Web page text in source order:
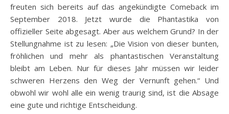
freuten sich bereits auf das angekündigte Comeback im
September 2018. Jetzt wurde die Phantastika von
offizieller Seite abgesagt. Aber aus welchem Grund? In der
Stellungnahme ist zu lesen: „Die Vision von dieser bunten,
fröhlichen und mehr als phantastischen Veranstaltung
bleibt am Leben. Nur für dieses Jahr müssen wir leider
schweren Herzens den Weg der Vernunft gehen.“ Und
obwohl wir wohl alle ein wenig traurig sind, ist die Absage
eine gute und richtige Entscheidung.